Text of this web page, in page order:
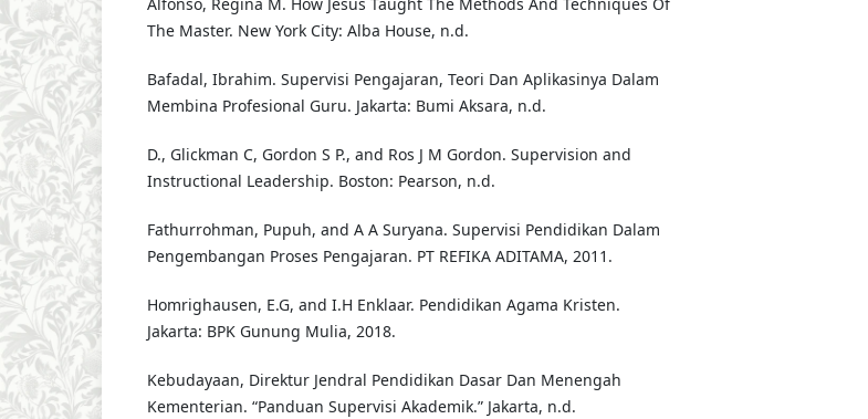
The Master. New York City: Alba House, n.d.
Bafadal, Ibrahim. Supervisi Pengajaran, Teori Dan Aplikasinya Dalam
Membina Profesional Guru. Jakarta: Bumi Aksara, n.d.
D., Glickman C, Gordon S P., and Ros J M Gordon. Supervision and
Instructional Leadership. Boston: Pearson, n.d.
Fathurrohman, Pupuh, and A A Suryana. Supervisi Pendidikan Dalam
Pengembangan Proses Pengajaran. PT REFIKA ADITAMA, 2011.
Homrighausen, E.G, and I.H Enklaar. Pendidikan Agama Kristen.
Jakarta: BPK Gunung Mulia, 2018.
Kebudayaan, Direktur Jendral Pendidikan Dasar Dan Menengah
Kementerian. “Panduan Supervisi Akademik.” Jakarta, n.d.